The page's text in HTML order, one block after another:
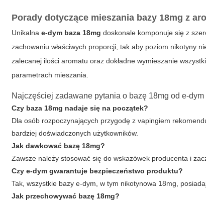
Porady dotyczące mieszania bazy 18mg z
Unikalnae-dym baza 18mg doskonale komponuje się z
zachowaniu właściwych proporcji, tak aby poziom nikotyny
zalecanej ilości aromatu oraz dokładne wymieszanie
parametrach mieszania.
Najczęściej zadawane pytania o bazę 18mg od e-dym
Czy baza 18mg nadaje się na początek?
Dla osób rozpoczynających przygodę z vapingiem
bardziej doświadczonych użytkowników.
Jak dawkować bazę 18mg?
Zawsze należy stosować się do wskazówek producenta i
Czy e-dym gwarantuje bezpieczeństwo produktu?
Tak, wszystkie bazy e-dym, w tym nikotynowa 18mg,
Jak przechowywać bazę 18mg?